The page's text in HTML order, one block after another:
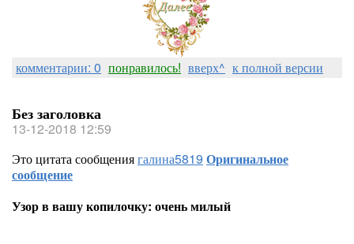
комментарии: 0 понравилось! вверх^ к полной версии
Без заголовка
13-12-2018 12:59
Это цитата сообщениягалина5819 Оригинальное
сообщение
Узор в вашу копилочку: очень милый